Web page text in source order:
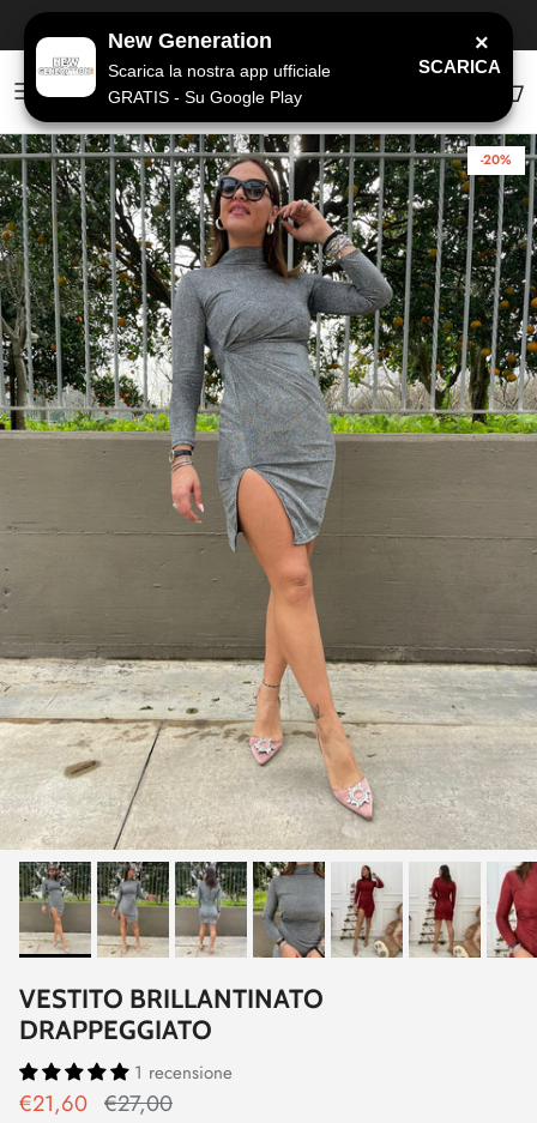
×
New Generation
Scarica la nostra app ufficiale
GRATIS - Su Google Play
SCARICA
Passa ai contenuti
ASSISTENZA WHATSAPP
Account
-20%
VESTITO BRILLANTINATO
DRAPPEGGIATO
1 recensione
€21,60 €27,00